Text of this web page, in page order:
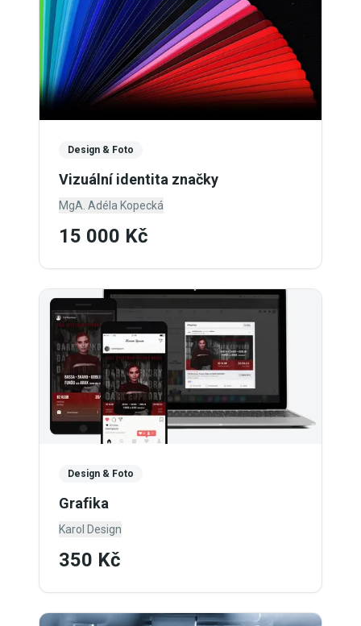
Design & Foto
Vizuální identita značky
MgA. Adéla Kopecká
15 000 Kč
Design & Foto
Grafika
Karol Design
350 Kč